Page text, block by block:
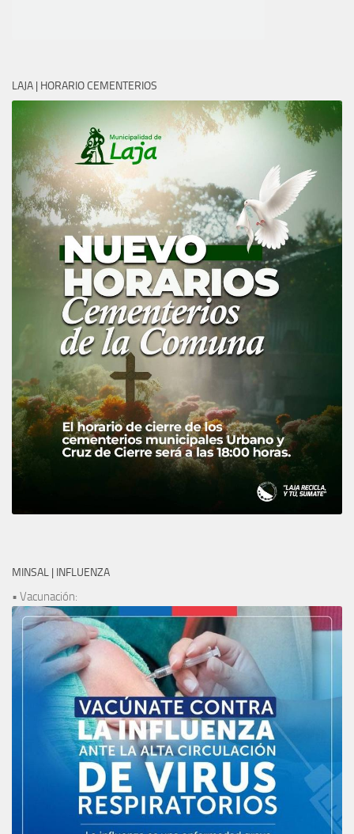
LAJA | HORARIO CEMENTERIOS
MINSAL | INFLUENZA
• Vacunación: